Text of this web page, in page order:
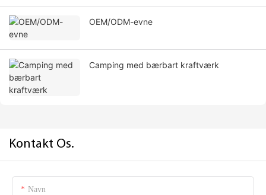
OEM/ODM-evne
Camping med bærbart kraftværk
Kontakt Os.
Navn